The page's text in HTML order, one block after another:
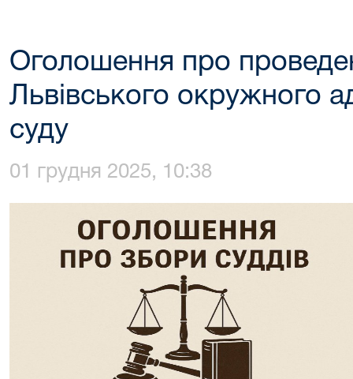
Оголошення про
Львівського окружного
суду
01 грудня 2025, 10:38